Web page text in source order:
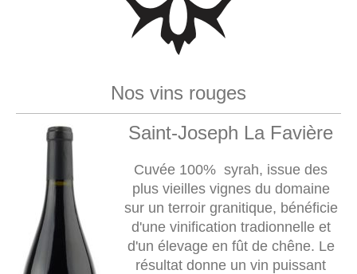
Nos vins rouges
Saint-Joseph La Favière
Cuvée 100% syrah, issue des
plus vieilles vignes du domaine
sur un terroir granitique, bénéficie
d'une vinification tradionnelle et
d'un élevage en fût de chêne. Le
résultat donne un vin puissant